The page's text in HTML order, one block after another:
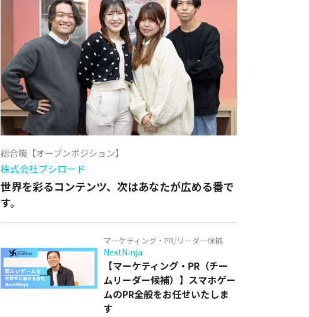
総合職【オープンポジション】
株式会社ブシロード
世界を彩るコンテンツ、次はあなたが広める番で
す。
マーケティング・PR/リーダー候補
NextNinja
【マーケティング・PR（チー
ムリーダー候補）】スマホゲー
ムのPR全般をお任せいたしま
す